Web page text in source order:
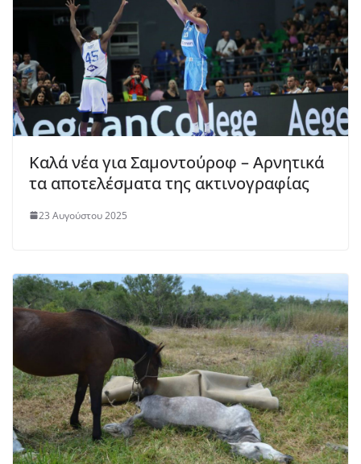
Καλά νέα για Σαμοντούροφ – Αρνητικά
τα αποτελέσματα της ακτινογραφίας
23 Αυγούστου 2025